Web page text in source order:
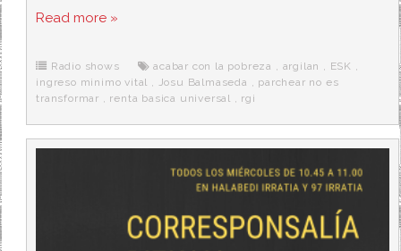
e
o
k
t
r
d
e
r
a
Read more »
Radio shows acabar con la pobreza , argilan , ESK ,
ingreso minimo vital , Josu Balmaseda , parchear no es
transformar , renta basica universal , rgi